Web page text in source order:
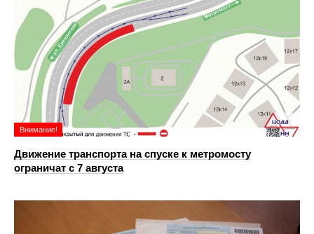
Внимание!
Движение транспорта на спуске к метромосту
ограничат с 7 августа